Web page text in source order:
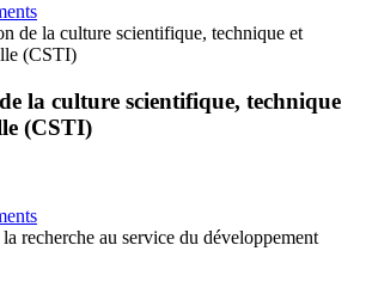
de la culture scientifique, technique et
(CSTI)
la culture scientifique, technique
(CSTI)
recherche au service du développement